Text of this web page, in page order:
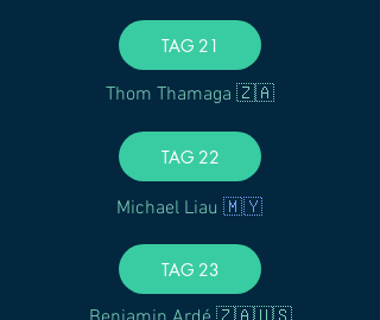
TAG 21
Thom Thamaga 🇿🇦
TAG 22
Michael Liau🇲🇾
TAG 23